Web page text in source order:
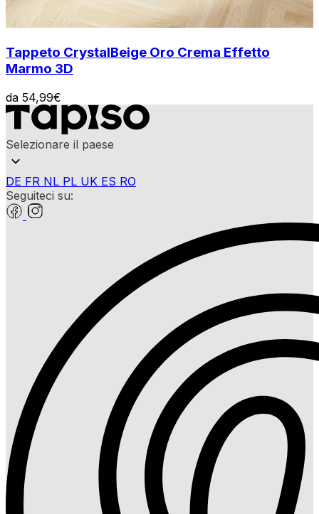
Tappeto CrystalBeige Oro Crema Effetto
Marmo 3D
da 54,99€
Selezionare il paese
DE FR NL PL UK ES RO
Seguiteci su: